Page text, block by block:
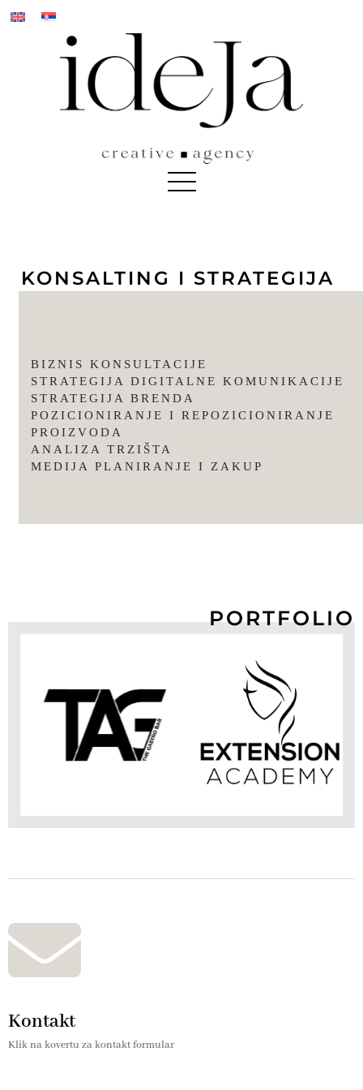
KONSALTING I STRATEGIJA
BIZNIS KONSULTACIJE
STRATEGIJA DIGITALNE KOMUNIKACIJE
STRATEGIJA BRENDA
POZICIONIRANJE I REPOZICIONIRANJE
PROIZVODA
ANALIZA TRZIŠTA
MEDIJA PLANIRANJE I ZAKUP
PORTFOLIO
Kontakt
Klik na kovertu za kontakt formular